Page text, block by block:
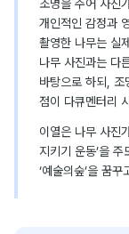
조명을 주어 사진
개인적인 감정과
촬영한 나무는 실
나무 사진과는 다
바탕으로 하되, 조
점이 다큐멘터리
이열은 나무 사진
지키기 운동’을
‘예술의숲’을 꿈꾸